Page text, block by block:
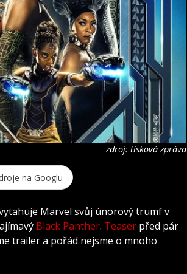
zdroj: tisková zpráva
na Googlu
Marvel svůj únorový trumf v
Black Panther. Teaser před pár
trailer a pořád nejsme o mnoho